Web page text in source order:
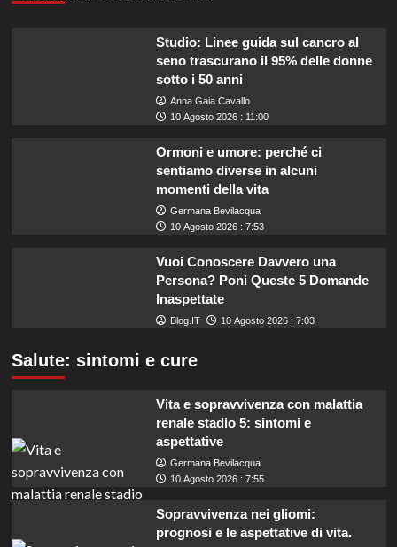
Studio: Linee guida sul cancro al
seno trascurano il 95% delle donne
sotto i 50 anni
Anna Gaia Cavallo
10 Agosto 2026 : 11:00
Ormoni e umore: perché ci
sentiamo diverse in alcuni
momenti della vita
Germana Bevilacqua
10 Agosto 2026 : 7:53
Vuoi Conoscere Davvero una
Persona? Poni Queste 5 Domande
Inaspettate
Blog.IT 10 Agosto 2026 : 7:03
Salute: sintomi e cure
Vita e sopravvivenza con malattia
renale stadio 5: sintomi e
aspettative
Germana Bevilacqua
10 Agosto 2026 : 7:55
Sopravvivenza nei gliomi:
prognosi e le aspettative di vita.